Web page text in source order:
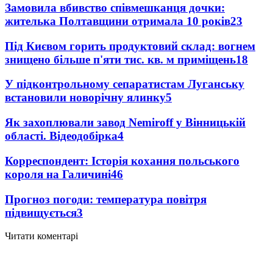
Замовила вбивство співмешканця дочки:
жителька Полтавщини отримала 10 років23
Під Києвом горить продуктовий склад: вогнем
знищено більше п'яти тис. кв. м приміщень18
У підконтрольному сепаратистам Луганську
встановили новорічну ялинку5
Як захоплювали завод Nemiroff у Вінницькій
області. Відеодобірка4
Корреспондент: Історія кохання польського
короля на Галичині46
Прогноз погоди: температура повітря
підвищується3
Читати коментарі